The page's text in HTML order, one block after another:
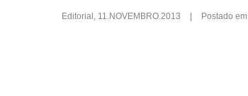
Editorial , 11.NOVEMBRO.2013 Postado em